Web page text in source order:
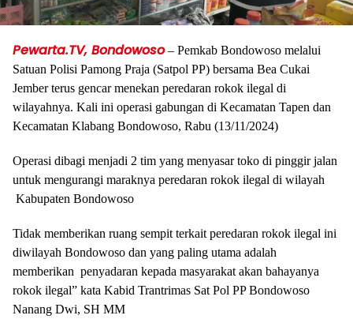
Pewarta.TV, Bondowoso– Pemkab Bondowoso melalui
Satuan Polisi Pamong Praja (Satpol PP) bersama Bea Cukai
Jember terus gencar menekan peredaran rokok ilegal di
wilayahnya. Kali ini operasi gabungan di Kecamatan Tapen dan
Kecamatan Klabang Bondowoso, Rabu (13/11/2024)
Operasi dibagi menjadi 2 tim yang menyasar toko di pinggir jalan
untuk mengurangi maraknya peredaran rokok ilegal di wilayah
Kabupaten Bondowoso
Tidak memberikan ruang sempit terkait peredaran rokok ilegal ini
diwilayah Bondowoso dan yang paling utama adalah
memberikan penyadaran kepada masyarakat akan bahayanya
rokok ilegal” kata Kabid Trantrimas Sat Pol PP Bondowoso
Nanang Dwi, SH MM